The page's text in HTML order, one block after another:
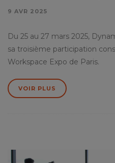
9 AVR 2025
Du 25 au 27 mars 2025,
sa troisième participation
Workspace Expo de Paris.
VOIR PLUS